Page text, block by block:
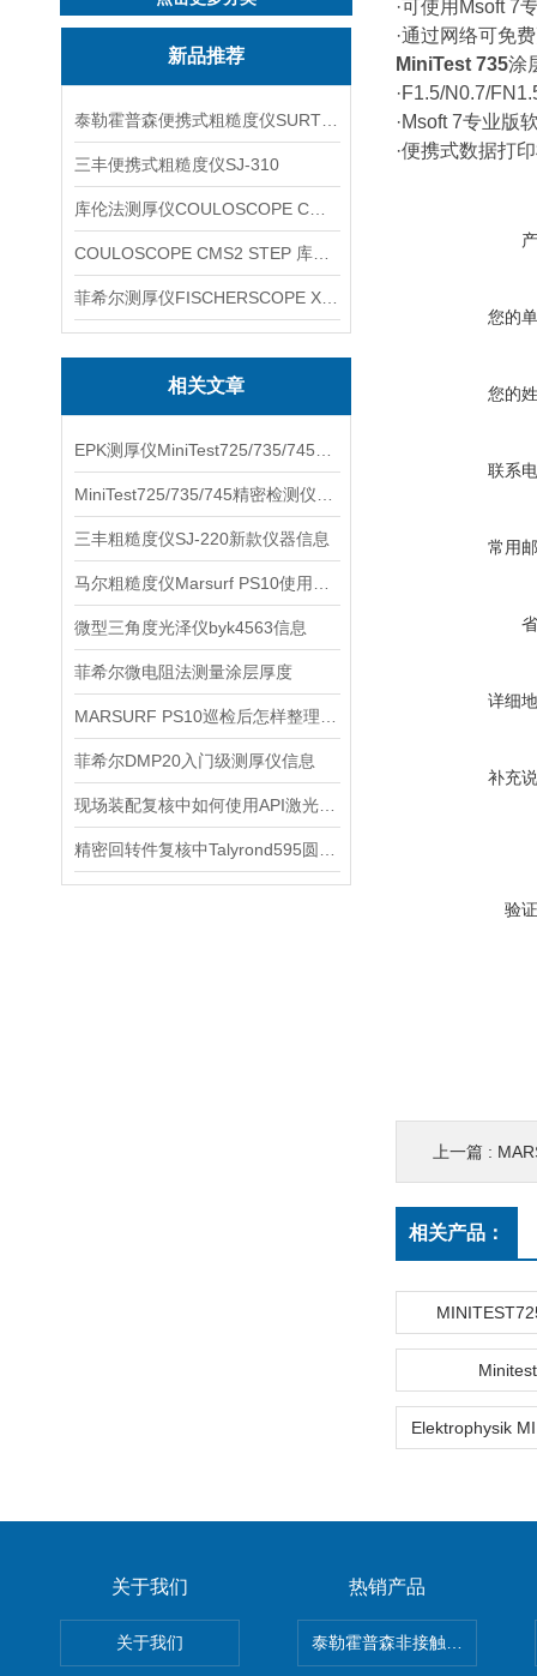
新品推荐
三丰便携式粗糙度仪SJ-310
相关文章
三丰粗糙度仪SJ-220新款仪器信息
微型三角度光泽仪byk4563信息
菲希尔微电阻法测量涂层厚度
菲希尔DMP20入门级测厚仪信息
·可使用Msoft 7
·通过网络可免
MiniTest 735涂
·F1.5/N0.7/
·Msoft 7专业版
·便携式数据打
您的
您的
联系
常用
详细
补充
验
上一篇 :
相关产品：
关于我们
关于我们
热销产品
泰勒霍普森非接触式轮廓仪